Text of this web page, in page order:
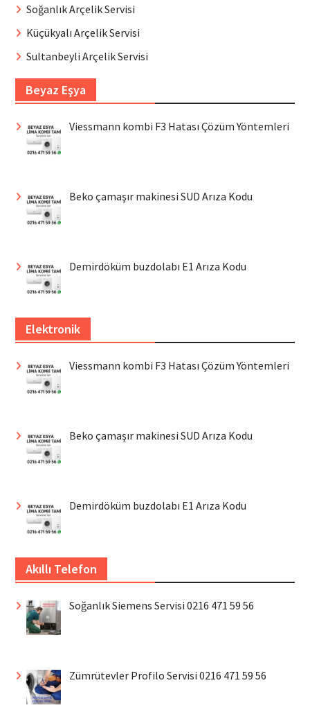
Soğanlık Arçelik Servisi
Küçükyalı Arçelik Servisi
Sultanbeyli Arçelik Servisi
Beyaz Eşya
Viessmann kombi F3 Hatası Çözüm Yöntemleri
Beko çamaşır makinesi SUD Arıza Kodu
Demirdöküm buzdolabı E1 Arıza Kodu
Elektronik
Viessmann kombi F3 Hatası Çözüm Yöntemleri
Beko çamaşır makinesi SUD Arıza Kodu
Demirdöküm buzdolabı E1 Arıza Kodu
Akıllı Telefon
Soğanlık Siemens Servisi 0216 471 59 56
Zümrütevler Profilo Servisi 0216 471 59 56